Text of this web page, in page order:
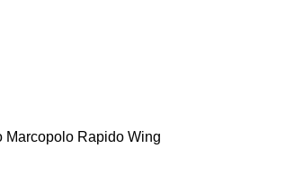
Marcopolo Rapido Wing